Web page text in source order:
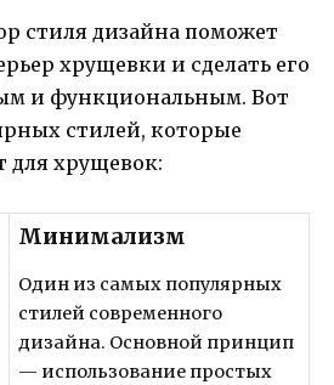
стиля дизайна поможет
хрущевки и сделать его
и функциональным. Вот
стилей, которые
для хрущевок:
Минимализм
Один из самых популярных
стилей современного
дизайна. Основной принцип
— использование простых